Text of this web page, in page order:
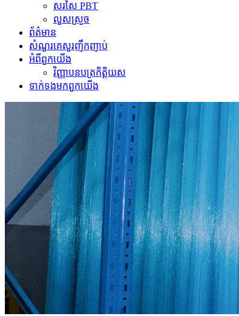
សរសៃ PBT
លួសស្រួច
ព័ត៌មាន
សំណួរគេសួរញឹកញាប់
អំពី​ពួក​យើង
វិញ្ញាបនបត្រកិត្តិយស
ទាក់ទង​មក​ពួក​យើង